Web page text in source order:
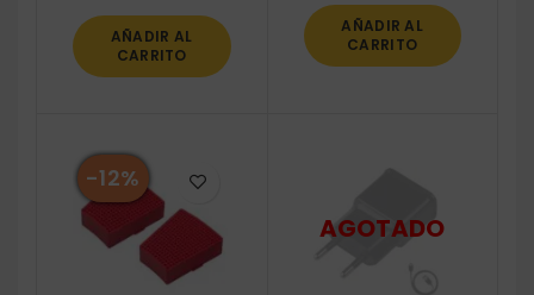
AÑADIR AL
CARRITO
AÑADIR AL
CARRITO
-12%